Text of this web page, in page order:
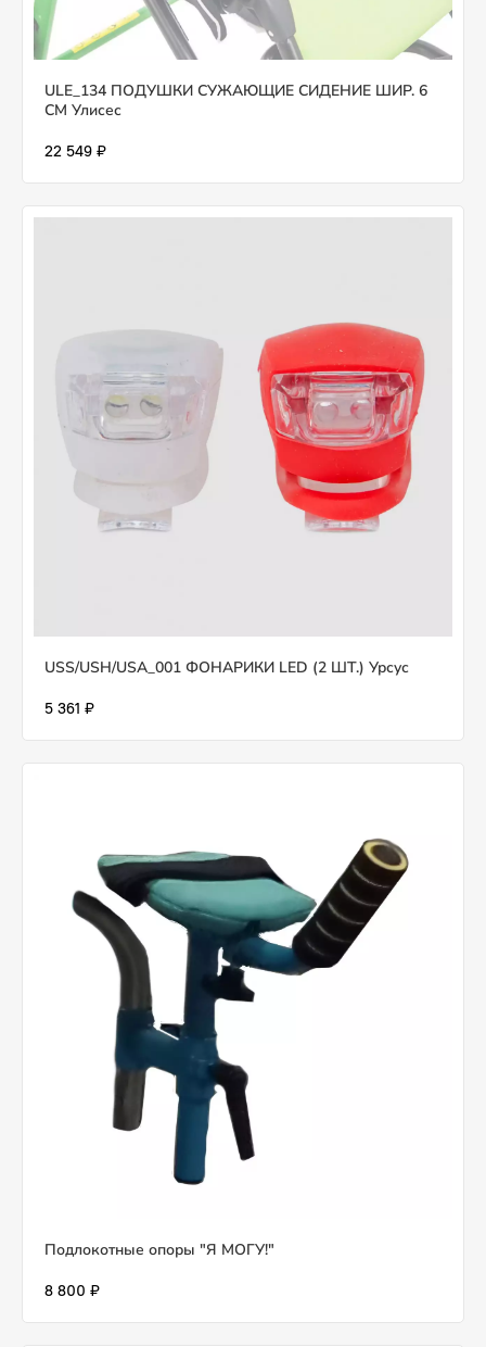
ULE_134 ПОДУШКИ СУЖАЮЩИЕ СИДЕНИЕ ШИР. 6
СМ Улисес
22 549 ₽
USS/USH/USA_001 ФОНАРИКИ LED (2 ШТ.) Урсус
5 361 ₽
Подлокотные опоры "Я МОГУ!"
8 800 ₽